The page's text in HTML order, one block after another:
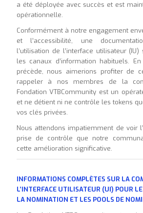
a été déployée avec succès et est
opérationnelle.
Conformément à notre engagement
et l’accessibilité, une
l’utilisation de l’interface utilisateur
les canaux d’information habituels.
précède, nous aimerions profiter de
rappeler à nos membres de la
Fondation VTBCommunity est un
et ne détient ni ne contrôle les tokens
vos clés privées.
Nous attendons impatiemment de voir
prise de contrôle que notre
cette amélioration significative.
INFORMATIONS COMPLÈTES SUR LA
L’INTERFACE UTILISATEUR (UI) POUR
LA NOMINATION ET LES POOLS DE